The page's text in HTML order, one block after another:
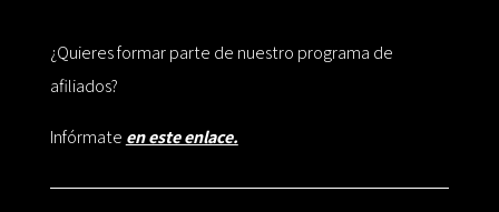
¿Quieres formar parte de nuestro programa de
afiliados?
Infórmate en este enlace.